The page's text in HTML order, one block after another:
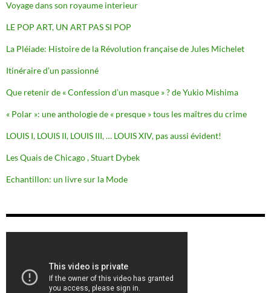
Voyage dans son royaume interieur
LE POP ART, UN ART PAS SI POP
La Pléiade: Histoire de la Révolution française de Jules Michelet
Itinéraire d’un passionné
Que retenir de « Confession d’un masque » ? de Yukio Mishima
« Polar »: une anthologie de « presque » tous les maîtres du crime
LOUIS I, LOUIS II, LOUIS III, … LOUIS XIV, pas aussi évident!
Les Quais de Chicago , Stuart Dybek
Echantillon: un livre sur la Mode